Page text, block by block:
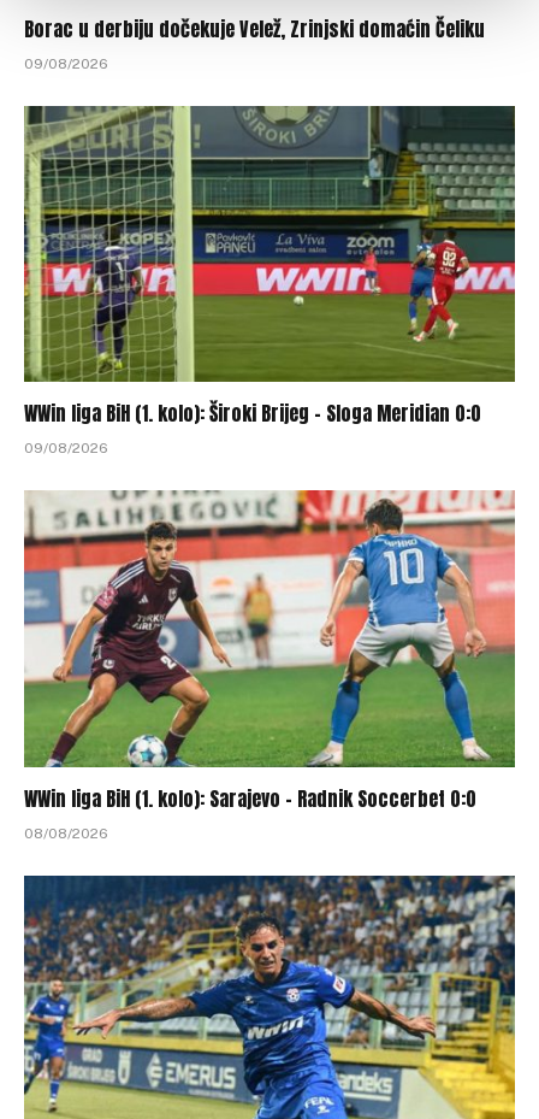
Borac u derbiju dočekuje Velež, Zrinjski domaćin Čeliku
09/08/2026
WWin liga BiH (1. kolo): Široki Brijeg – Sloga Meridian 0:0
09/08/2026
WWin liga BiH (1. kolo): Sarajevo – Radnik Soccerbet 0:0
08/08/2026